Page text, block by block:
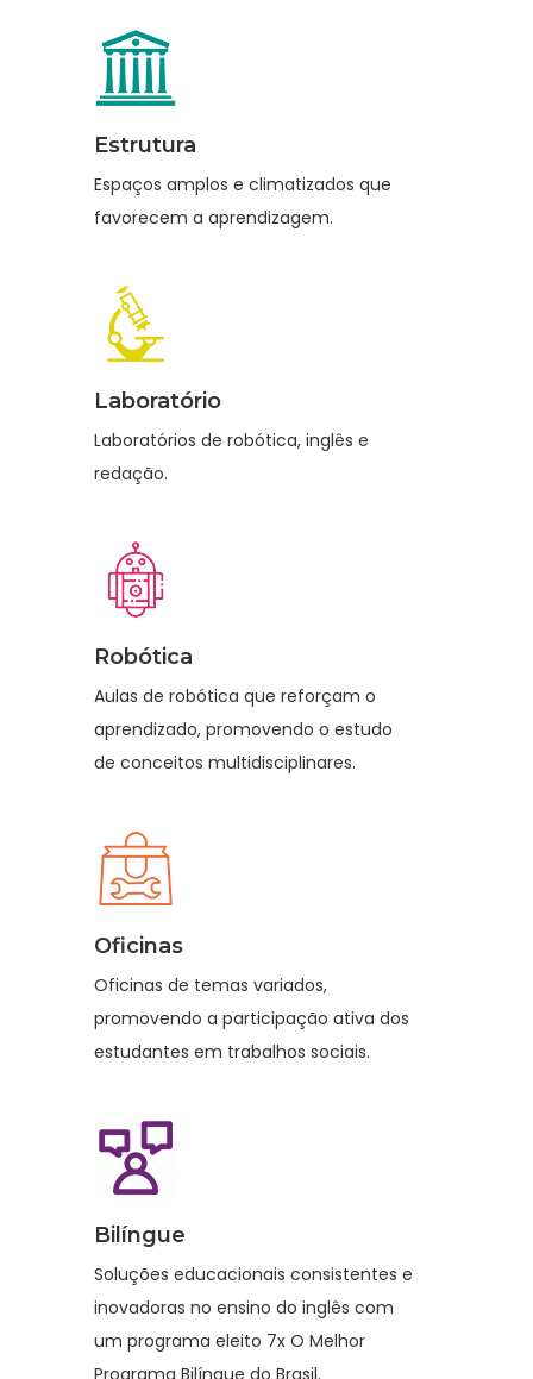
Estrutura
Espaços amplos e climatizados que
favorecem a aprendizagem.
Laboratório
Laboratórios de robótica, inglês e
redação.
Robótica
Aulas de robótica que reforçam o
aprendizado, promovendo o estudo
de conceitos multidisciplinares.
Oficinas
Oficinas de temas variados,
promovendo a participação ativa dos
estudantes em trabalhos sociais.
Bilíngue
Soluções educacionais consistentes e
inovadoras no ensino do inglês com
um programa eleito 7x O Melhor
Programa Bilíngue do Brasil.